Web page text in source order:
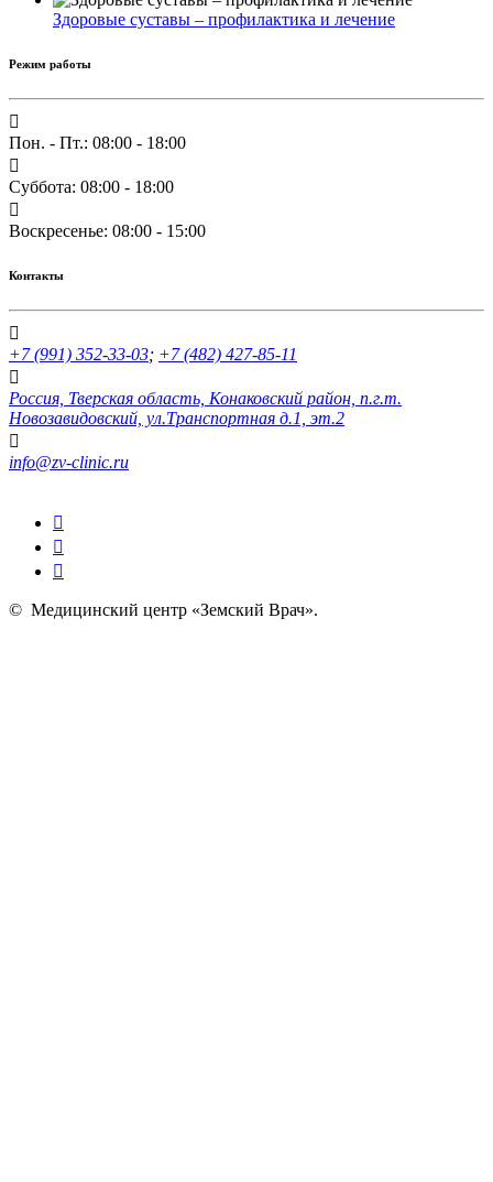
Здоровые суставы – профилактика и лечение
Режим работы
Пон. - Пт.: 08:00 - 18:00
Суббота: 08:00 - 18:00
Воскресенье: 08:00 - 15:00
Контакты
+7 (991) 352-33-03; +7 (482) 427-85-11
Россия, Тверская область, Конаковский район, п.г.т.
Новозавидовский, ул.Транспортная д.1, эт.2
info@zv-clinic.ru
© Медицинский центр «Земский Врач».